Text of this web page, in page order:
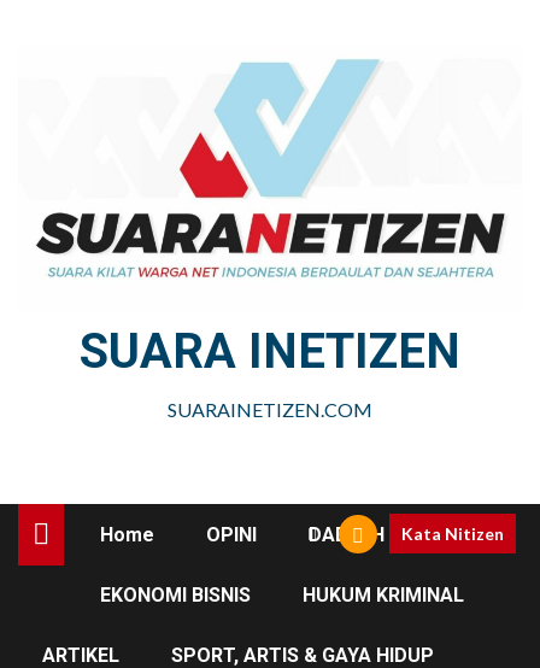
SUARA INETIZEN
SUARAINETIZEN.COM
Home OPINI DAERAH
EKONOMI BISNIS HUKUM KRIMINAL
ARTIKEL SPORT, ARTIS & GAYA HIDUP
Kata Nitizen